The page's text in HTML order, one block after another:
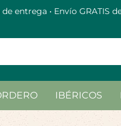
entrega • Envío GRATIS
IBÉRICOS